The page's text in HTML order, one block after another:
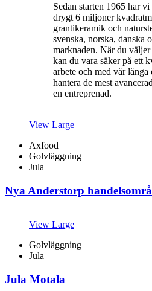
Sedan starten 1965 har
drygt 6 miljoner
grantikeramik och
svenska, norska, danska
marknaden. När du
kan du vara säker på ett
arbete och med vår långa
hantera de mest
en entreprenad.
View Large
Axfood
Golvläggning
Jula
Nya Anderstorp
View Large
Golvläggning
Jula
Jula Motala